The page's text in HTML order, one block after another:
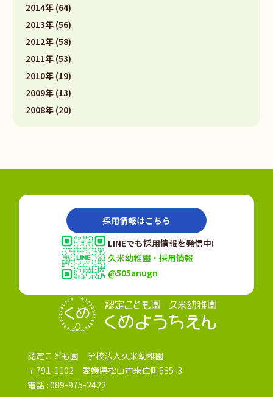
2014年 (64)
2013年 (56)
2012年 (58)
2011年 (53)
2010年 (19)
2009年 (13)
2008年 (20)
認定こども園 学校法人久米幼稚園
〒791-1102 愛媛県松山市来住町535-3
電話 : 089-975-2422
採用情報はこちら
LINEでも採用情報を発信中!
久米幼稚園・採用情報
@505anugn